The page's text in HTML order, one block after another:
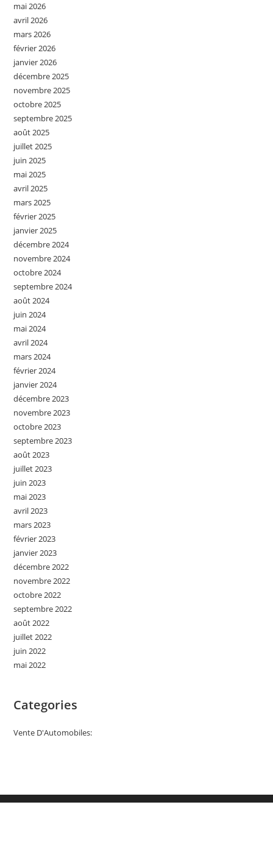
mai 2026
avril 2026
mars 2026
février 2026
janvier 2026
décembre 2025
novembre 2025
octobre 2025
septembre 2025
août 2025
juillet 2025
juin 2025
mai 2025
avril 2025
mars 2025
février 2025
janvier 2025
décembre 2024
novembre 2024
octobre 2024
septembre 2024
août 2024
juin 2024
mai 2024
avril 2024
mars 2024
février 2024
janvier 2024
décembre 2023
novembre 2023
octobre 2023
septembre 2023
août 2023
juillet 2023
juin 2023
mai 2023
avril 2023
mars 2023
février 2023
janvier 2023
décembre 2022
novembre 2022
octobre 2022
septembre 2022
août 2022
juillet 2022
juin 2022
mai 2022
Categories
Vente D'Automobiles: